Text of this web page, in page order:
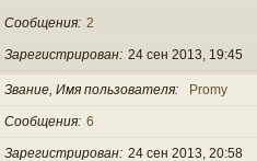
Сообщения 2
Зарегистрирован 24 сен 2013, 19:45
Звание, Имя пользователя Promy
Сообщения 6
Зарегистрирован 24 сен 2013, 20:58